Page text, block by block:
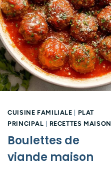
CUISINE FAMILIALE
PLAT
PRINCIPAL
RECETTES MAISON
Boulettes de
viande maison